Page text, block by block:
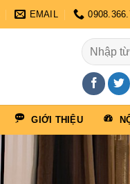
EMAIL
Tìm
kiếm:
GIỚI THIỆU